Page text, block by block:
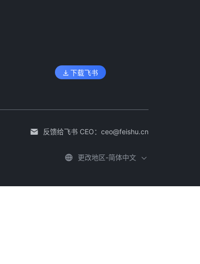
下载飞书
反馈给飞书 CEO： ceo@feishu.cn
更改地区-简体中文